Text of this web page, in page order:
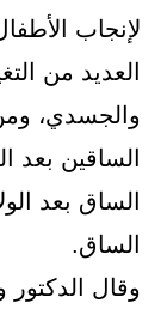
لإنجاب
العديد من
والجسدي،
الساقين بعد
الساق بعد
الساق.
وقال الدكتور